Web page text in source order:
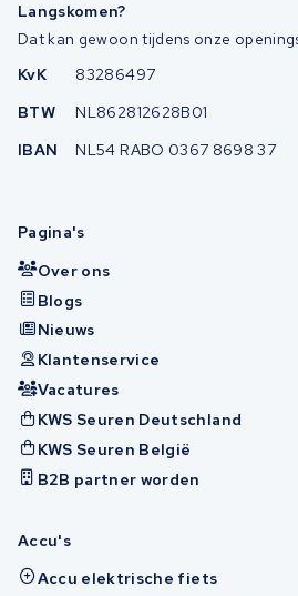
Langskomen?
Dat kan gewoon tijdens onze
KvK
83286497
BTW
NL862812628B01
IBAN
NL54 RABO 0367 8698 37
Pagina's
Over ons
Blogs
Nieuws
Klantenservice
Vacatures
KWS Seuren Deutschland
KWS Seuren België
B2B partner worden
Accu's
Accu elektrische fiets